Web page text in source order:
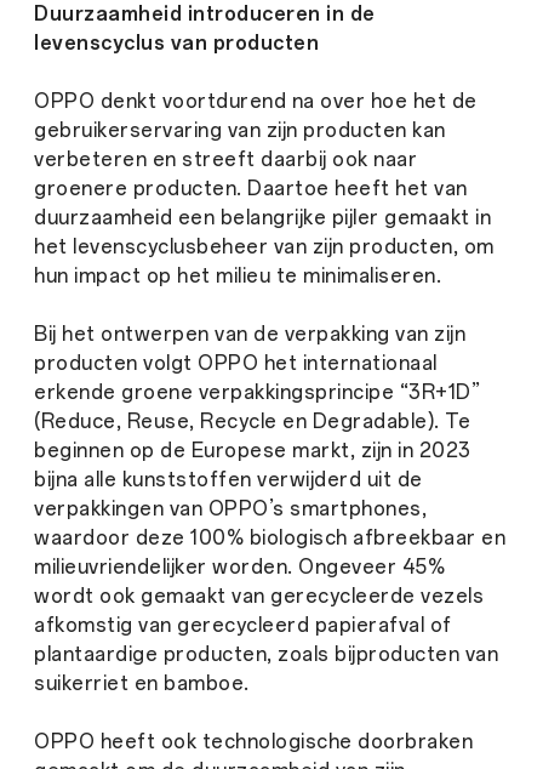
Duurzaamheid introduceren in de
levenscyclus van producten
OPPO denkt voortdurend na over hoe het de
gebruikerservaring van zijn producten kan
verbeteren en streeft daarbij ook naar
groenere producten. Daartoe heeft het van
duurzaamheid een belangrijke pijler gemaakt in
het levenscyclusbeheer van zijn producten, om
hun impact op het milieu te minimaliseren.
Bij het ontwerpen van de verpakking van zijn
producten volgt OPPO het internationaal
erkende groene verpakkingsprincipe “3R+1D”
(Reduce, Reuse, Recycle en Degradable). Te
beginnen op de Europese markt, zijn in 2023
bijna alle kunststoffen verwijderd uit de
verpakkingen van OPPO’s smartphones,
waardoor deze 100% biologisch afbreekbaar en
milieuvriendelijker worden. Ongeveer 45%
wordt ook gemaakt van gerecycleerde vezels
afkomstig van gerecycleerd papierafval of
plantaardige producten, zoals bijproducten van
suikerriet en bamboe.
OPPO heeft ook technologische doorbraken